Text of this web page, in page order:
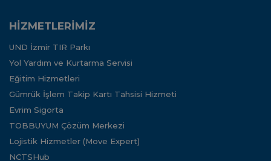
HİZMETLERİMİZ
UND İzmir TIR Parkı
Yol Yardım ve Kurtarma Servisi
Eğitim Hizmetleri
Gümrük İşlem Takip Kartı Tahsisi Hizmeti
Evrim Sigorta
TOBBUYUM Çözüm Merkezi
Lojistik Hizmetler (Move Expert)
NCTSHub